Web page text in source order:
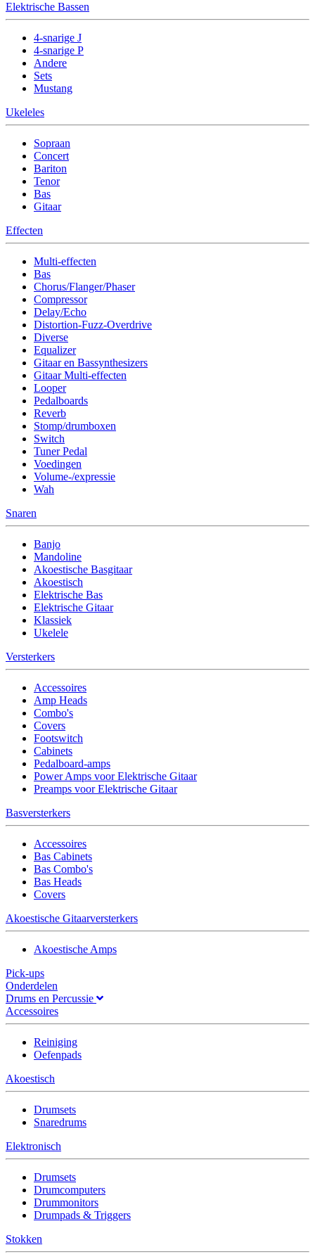
Elektrische Bassen
4-snarige J
4-snarige P
Andere
Sets
Mustang
Ukeleles
Sopraan
Concert
Bariton
Tenor
Bas
Gitaar
Effecten
Multi-effecten
Bas
Chorus/Flanger/Phaser
Compressor
Delay/Echo
Distortion-Fuzz-Overdrive
Diverse
Equalizer
Gitaar en Bassynthesizers
Gitaar Multi-effecten
Looper
Pedalboards
Reverb
Stomp/drumboxen
Switch
Tuner Pedal
Voedingen
Volume-/expressie
Wah
Snaren
Banjo
Mandoline
Akoestische Basgitaar
Akoestisch
Elektrische Bas
Elektrische Gitaar
Klassiek
Ukelele
Versterkers
Accessoires
Amp Heads
Combo's
Covers
Footswitch
Cabinets
Pedalboard-amps
Power Amps voor Elektrische Gitaar
Preamps voor Elektrische Gitaar
Basversterkers
Accessoires
Bas Cabinets
Bas Combo's
Bas Heads
Covers
Akoestische Gitaarversterkers
Akoestische Amps
Pick-ups
Onderdelen
Drums en Percussie
Accessoires
Reiniging
Oefenpads
Akoestisch
Drumsets
Snaredrums
Elektronisch
Drumsets
Drumcomputers
Drummonitors
Drumpads & Triggers
Stokken